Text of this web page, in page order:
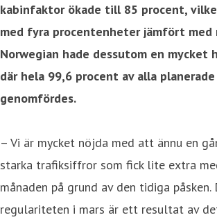
kabinfaktor ökade till 85 procent,
med fyra procentenheter jämfört med
Norwegian hade dessutom en mycket
där hela 99,6 procent av alla
genomfördes.
– Vi är mycket nöjda med att ännu en
starka trafiksiffror som fick lite extra
månaden på grund av den tidiga påsken.
regulariteten i mars är ett resultat av